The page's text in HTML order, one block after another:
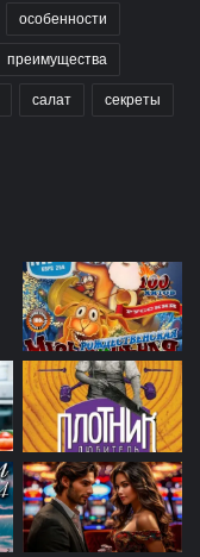
особенности
преимущества
салат секреты